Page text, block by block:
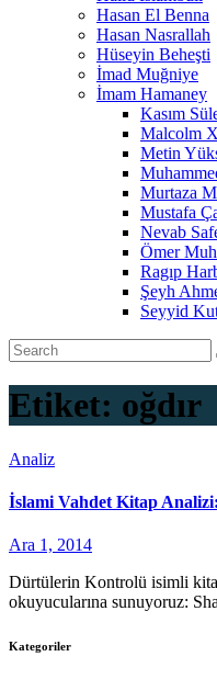
Hasan El Benna
Hasan Nasrallah
Hüseyin Beheşti
İmad Muğniye
İmam Hamaney
Kasım
Malcolm X
Metin
Murtaza
Mustafa
Nevab
Ömer
Ragıp
Şeyh
Seyyid
Etiket: oğdır
Analiz
İslami Vahdet Kitap
Ara 1, 2014
Dürtülerin Kontrolü isimli
okuyucularına sunuyoruz:
Kategoriler